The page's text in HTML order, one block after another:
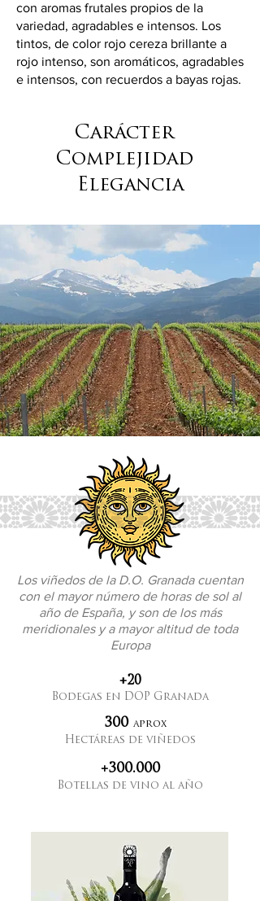
con aromas frutales propios de la
variedad, agradables e intensos. Los
tintos, de color rojo cereza brillante a
rojo intenso, son aromáticos, agradables
e intensos, con recuerdos a bayas rojas.
Carácter
Complejidad
Elegancia
Los viñedos de la D.O. Granada cuentan
con el mayor número de horas de sol al
año de España, y son de los más
meridionales y a mayor altitud de toda
Europa
+20
Bodegas en DOP Granada
300 aprox
Hectáreas de viñedos
+300.000
Botellas de vino al año